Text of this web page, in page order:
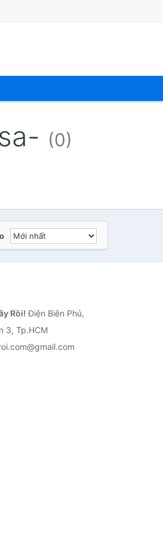
(0)
Rồi! Điện Biên Phủ,
3, Tp.HCM